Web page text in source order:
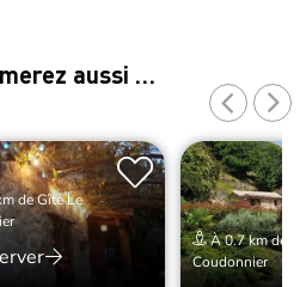
aussi …
de Gîte Le
À 0.7 km de
Coudonnier